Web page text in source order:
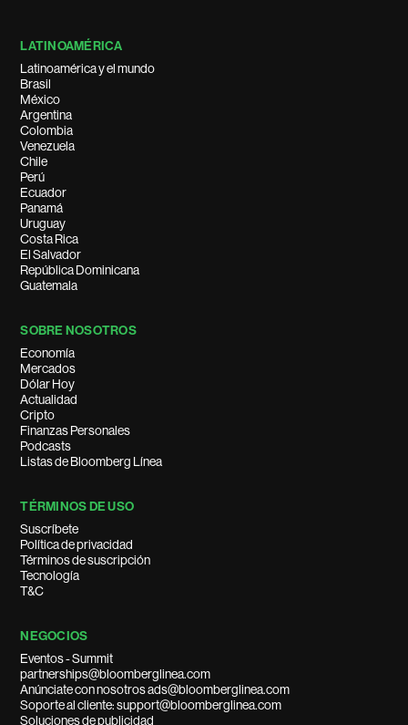
LATINOAMÉRICA
Latinoamérica y el mundo
Brasil
México
Argentina
Colombia
Venezuela
Chile
Perú
Ecuador
Panamá
Uruguay
Costa Rica
El Salvador
República Dominicana
Guatemala
SOBRE NOSOTROS
Economía
Mercados
Dólar Hoy
Actualidad
Cripto
Finanzas Personales
Podcasts
Listas de Bloomberg Línea
TÉRMINOS DE USO
Suscríbete
Política de privacidad
Términos de suscripción
Tecnología
T&C
NEGOCIOS
Eventos - Summit
partnerships@bloomberglinea.com
Anúnciate con nosotros ads@bloomberglinea.com
Soporte al cliente: support@bloomberglinea.com
Soluciones de publicidad